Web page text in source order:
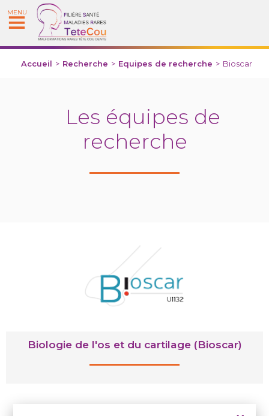
MENU
Accueil > Recherche > Equipes de recherche > Bioscar
Les équipes de
recherche
Biologie de l'os et du cartilage (Bioscar)